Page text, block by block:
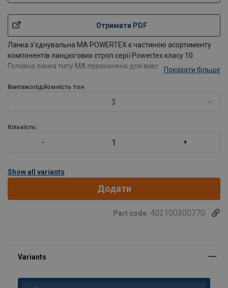
Отримати PDF
Ланка з'єднувальна MA POWERTEX є частиною асортименту
компонентів ланцюгових строп серії Powertex класу 10.
Головна ланка типу MA призначена для використання як
Доступний для ланцюгів від 6 мм до 22 мм і робочого
Показати більше
Вантажопідйомність тон
3
Кількість:
Show all variants
Додати
Part code: 402100300770